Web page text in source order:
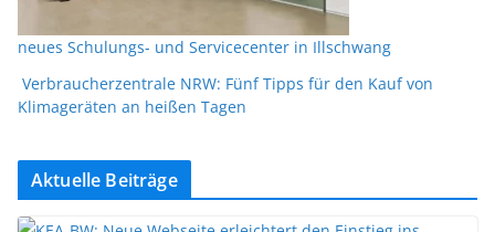
neues Schulungs- und Servicecenter in Illschwang
Verbraucherzentrale NRW: Fünf Tipps für den Kauf von
Klimageräten an heißen Tagen
Aktuelle Beiträge